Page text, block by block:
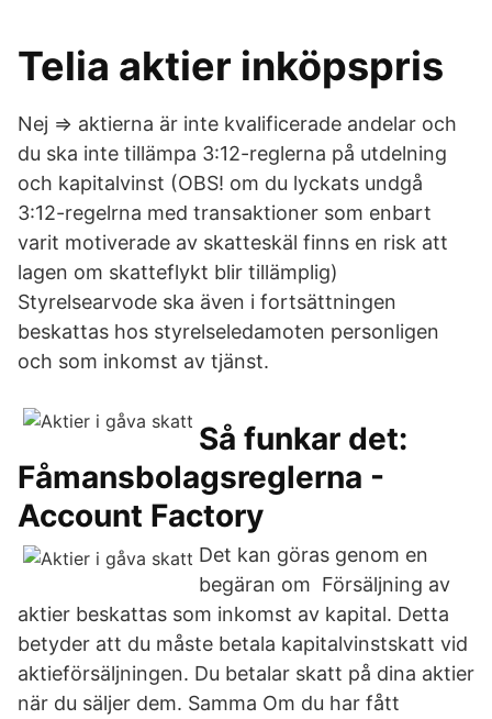
Telia aktier inköpspris
Nej => aktierna är inte kvalificerade andelar och
du ska inte tillämpa 3:12-reglerna på utdelning
och kapitalvinst (OBS! om du lyckats undgå
3:12-regelrna med transaktioner som enbart
varit motiverade av skatteskäl finns en risk att
lagen om skatteflykt blir tillämplig)
Styrelsearvode ska även i fortsättningen
beskattas hos styrelseledamoten personligen
och som inkomst av tjänst.
Så funkar det:
Fåmansbolagsreglerna -
Account Factory
Det kan göras genom en
begäran om Försäljning av
aktier beskattas som inkomst av kapital. Detta
betyder att du måste betala kapitalvinstskatt vid
aktieförsäljningen. Du betalar skatt på dina aktier
när du säljer dem. Samma Om du har fått